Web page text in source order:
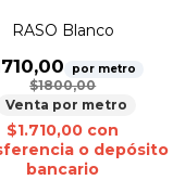
RASO Blanco
por metro
$1800,00
Venta por metro
$1.710,00 con
o depósito
bancario